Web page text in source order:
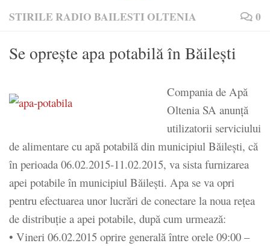
STIRILE RADIO BAILESTI OLTENIA 0
Se opreşte apa potabilă în Băileşti
Compania de Apă
Oltenia SA anunță
utilizatorii serviciului
de alimentare cu apă potabilă din municipiul Băilești, că
în perioada 06.02.2015-11.02.2015, va sista furnizarea
apei potabile în municipiul Băilești. Apa se va opri
pentru efectuarea unor lucrări de conectare la noua rețea
de distribuție a apei potabile, după cum urmează:
• Vineri 06.02.2015 oprire generală între orele 09:00 –